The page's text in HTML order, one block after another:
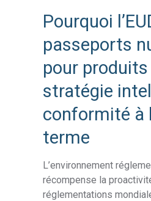
Pourquoi
passeports
pour
stratégie
conformité à
terme
L’environnement
récompense la
réglementations